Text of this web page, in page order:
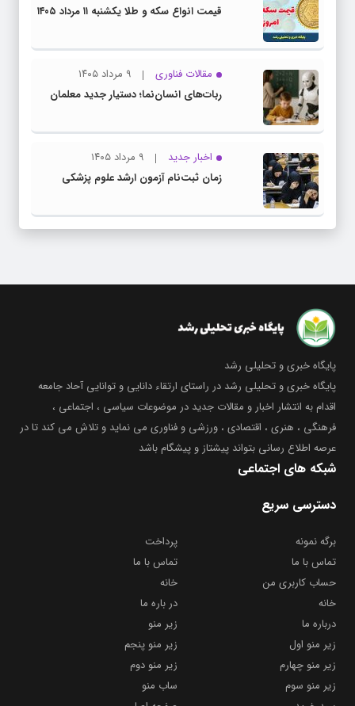
قیمت انواع سکه و طلا یکشنبه ۱۱ مرداد ۱۴۰۵
مقالات فناوری
۹ مرداد ۱۴۰۵
ربات‌های انسان‌نما؛ دستیار جدید معلمان
اخبار جدید
۹ مرداد ۱۴۰۵
زمان ثبت‌نام آزمون ارشد علوم پزشکی
پایگاه خبری و تحلیلی رشد
پایگاه خبری و تحلیلی رشد در راستای ارتقاء دانایی و توانایی آحاد جامعه
اقدام به انتشار اخبار و مقالات جدید در موضوعات سیاسی ، اجتماعی ،
فرهنگی ، هنری ، اقتصادی ، ورزشی و فناوری می نماید و تلاش می کند تا در
عرصه اطلاع رسانی بتواند پیشتاز و پیشگام باشد
شبکه های اجتماعی
دسترسی سریع
برگه نمونه
پرداخت
تماس با ما
تماس با ما
حساب کاربری من
خانه
خانه
در باره ما
درباره ما
زیر منو
زیر منو اول
زیر منو پنجم
زیر منو چهارم
زیر منو دوم
زیر منو سوم
ساب منو